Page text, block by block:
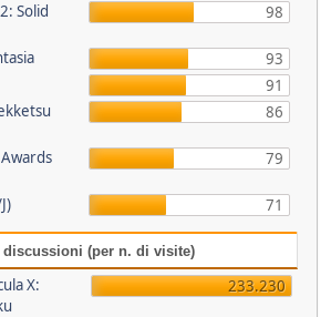
Solid
98
93
91
86
79
71
(per n. di visite)
X:
233.230